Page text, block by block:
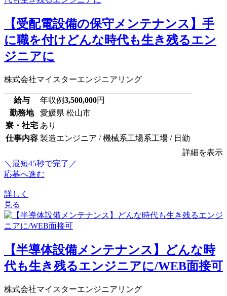
【受配電設備の保守メンテナンス】手
に職を付けどんな時代も生き残るエン
ジニアに
株式会社マイスターエンジニアリング
給与 年収例3,500,000円
勤務地
愛媛県 松山市
寮・社宅 あり
仕事内容 製造エンジニア / 機械系工場系工場 / 日勤
詳細を表示
＼最短45秒で完了／
応募へ進む
詳しく
見る
【半導体設備メンテナンス】どんな時
代も生き残るエンジニアに/WEB面接可
株式会社マイスターエンジニアリング